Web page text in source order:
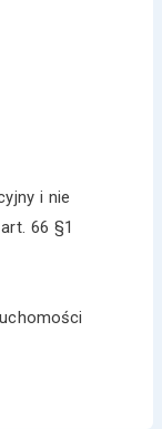
i nie
66 §1